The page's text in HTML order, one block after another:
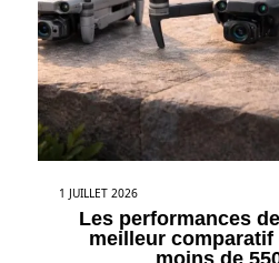
1 JUILLET 2026
Les performances
meilleur comparatif
moins de